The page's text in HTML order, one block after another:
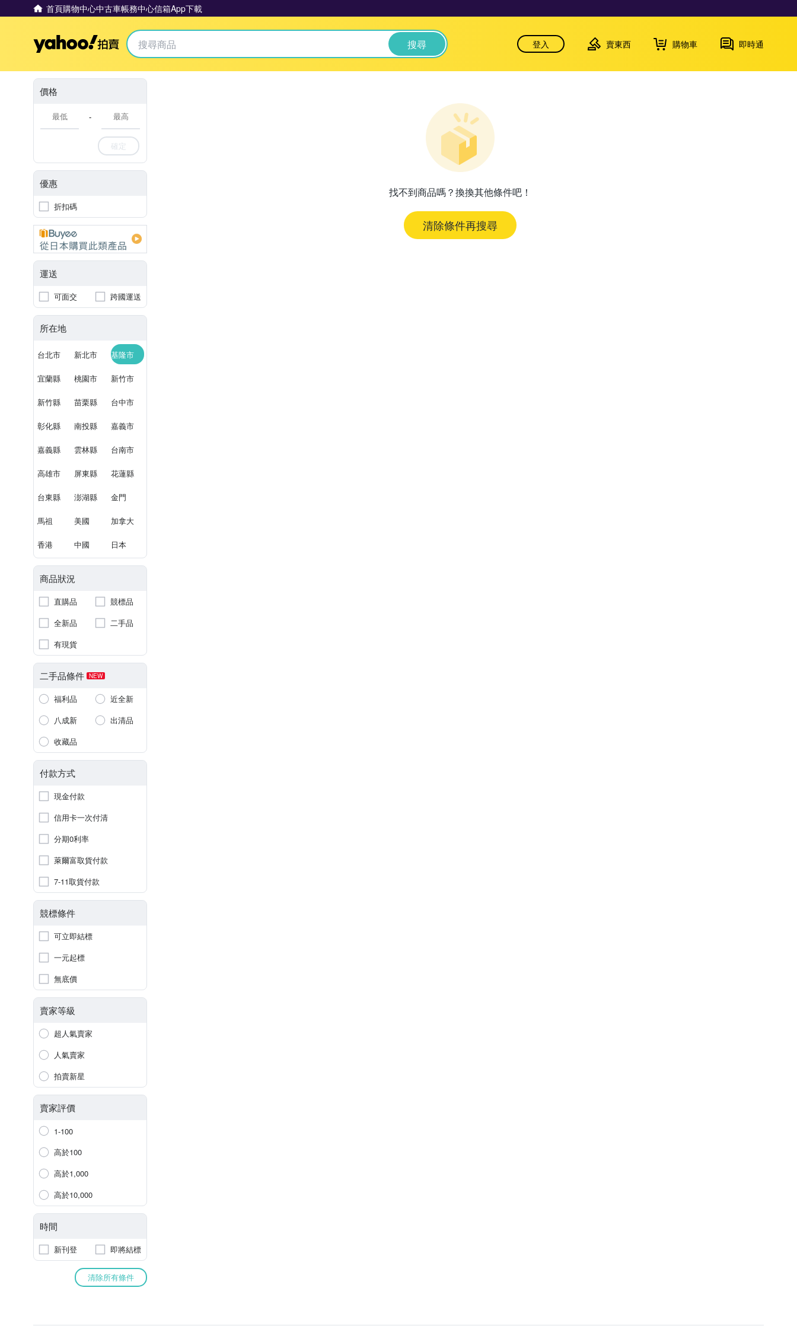
首頁購物中心中古車帳務中心信箱App下載
Yahoo拍賣 搜尋 登入 賣東西 購物車 即時通
價格
-
確定
優惠
折扣碼
運送
可面交 跨國運送
所在地
台北市 新北市 基隆市
宜蘭縣 桃園市 新竹市
新竹縣 苗栗縣 台中市
彰化縣 南投縣 嘉義市
嘉義縣 雲林縣 台南市
高雄市 屏東縣 花蓮縣
台東縣 澎湖縣 金門
馬祖 美國 加拿大
香港 中國 日本
商品狀況
直購品
競標品
全新品
二手品
有現貨
二手品條件 NEW
福利品
近全新
八成新
出清品
收藏品
付款方式
現金付款
信用卡一次付清
分期0利率
萊爾富取貨付款
7-11取貨付款
競標條件
可立即結標
一元起標
無底價
賣家等級
超人氣賣家
人氣賣家
拍賣新星
賣家評價
1-100
高於100
高於1,000
高於10,000
時間
新刊登 即將結標
清除所有條件
找不到商品嗎？換換其他條件吧！
清除條件再搜尋